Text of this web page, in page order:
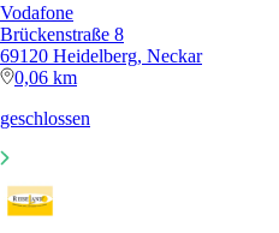
Vodafone
Brückenstraße 8
69120 Heidelberg, Neckar
0,06 km
geschlossen